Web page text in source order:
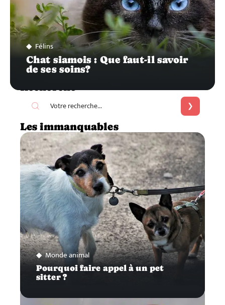
Félins
Chat siamois : Que faut-il savoir
de ses soins?
Les immanquables
Monde animal
Pourquoi faire appel à un pet
sitter ?